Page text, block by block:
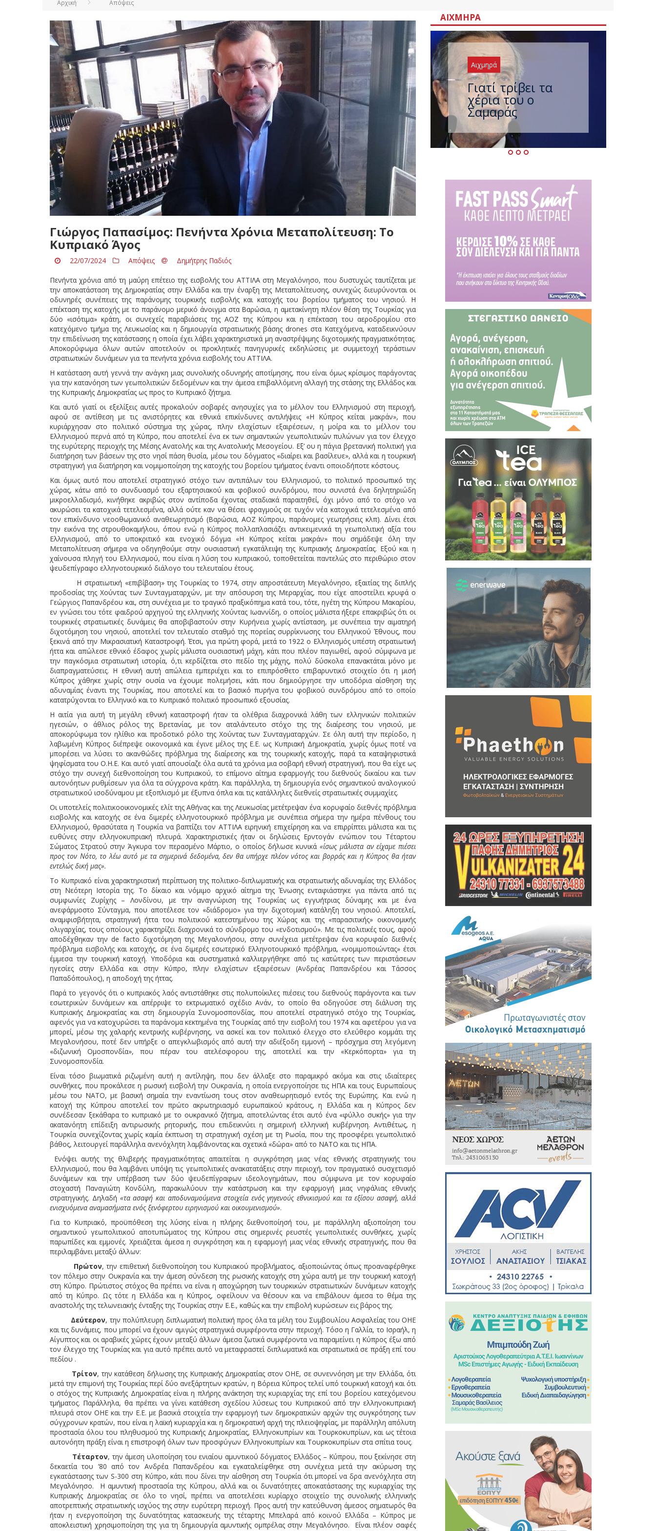
Αρχική Απόψεις
Γιώργος Παπασίμος: Πενήντα Χρόνια Μεταπολίτευση: Το
Κυπριακό Άγος
22/07/2024 Απόψεις Δημήτρης Παδιός
Πενήντα χρόνια από τη μαύρη επέτειο της εισβολής του ΑΤΤΙΛΑ στη Μεγαλόνησο, που δυστυχώς ταυτίζεται με
την αποκατάσταση της Δημοκρατίας στην Ελλάδα και την έναρξη της Μεταπολίτευσης, συνεχώς διευρύνονται οι
οδυνηρές συνέπειες της παράνομης τουρκικής εισβολής και κατοχής του βορείου τμήματος του νησιού. Η
επέκταση της κατοχής με το παράνομο μερικό άνοιγμα στα Βαρώσια, η αμετακίνητη πλέον θέση της Τουρκίας για
δύο «ισότιμα» κράτη, οι συνεχείς παραβιάσεις της ΑΟΖ της Κύπρου και η επέκταση του αεροδρομίου στο
κατεχόμενο τμήμα της Λευκωσίας και η δημιουργία στρατιωτικής βάσης drones στα Κατεχόμενα, καταδεικνύουν
την επιδείνωση της κατάστασης η οποία έχει λάβει χαρακτηριστικά μη αναστρέψιμης διχοτομικής πραγματικότητας.
Αποκορύφωμα όλων αυτών αποτελούν οι προκλητικές πανηγυρικές εκδηλώσεις με συμμετοχή τεράστιων
στρατιωτικών δυνάμεων για τα πενήντα χρόνια εισβολής του ΑΤΤΙΛΑ.
Η κατάσταση αυτή γεννά την ανάγκη μιας συνολικής οδυνηρής αποτίμησης, που είναι όμως κρίσιμος παράγοντας
για την κατανόηση των γεωπολιτικών δεδομένων και την άμεσα επιβαλλόμενη αλλαγή της στάσης της Ελλάδος και
της Κυπριακής Δημοκρατίας ως προς το Κυπριακό ζήτημα.
Και αυτό γιατί οι εξελίξεις αυτές προκαλούν σοβαρές ανησυχίες για το μέλλον του Ελληνισμού στη περιοχή,
αφού σε αντίθεση με τις ανιστόρητες και εθνικά επικίνδυνες αντιλήψεις «Η Κύπρος κείται μακράν», που
κυριάρχησαν στο πολιτικό σύστημα της χώρας, πλην ελαχίστων εξαιρέσεων, η μοίρα και το μέλλον του
Ελληνισμού περνά από τη Κύπρο, που αποτελεί ένα εκ των σημαντικών γεωπολιτικών πυλώνων για τον έλεγχο
της ευρύτερης περιοχής της Μέσης Ανατολής και της Ανατολικής Μεσογείου. Εξ’ ου η πάγια βρετανική πολιτική για
διατήρηση των βάσεων της στο νησί πάση θυσία, μέσω του δόγματος «διαίρει και βασίλευε», αλλά και η τουρκική
στρατηγική για διατήρηση και νομιμοποίηση της κατοχής του βορείου τμήματος έναντι οποιοδήποτε κόστους.
Και όμως αυτό που αποτελεί στρατηγικό στόχο των αντιπάλων του Ελληνισμού, το πολιτικό προσωπικό της
χώρας, κάτω από το συνδυασμό του εξαρτησιακού και φοβικού συνδρόμου, που συνιστά ένα δηλητηριώδη
μικροελλαδισμό, κινήθηκε ακριβώς στον αντίποδα έχοντας σταδιακά παραιτηθεί, όχι μόνο από το στόχο να
ακυρώσει τα κατοχικά τετελεσμένα, αλλά ούτε καν να θέσει φραγμούς σε τυχόν νέα κατοχικά τετελεσμένα από
τον επικίνδυνο νεοοθωμανικό αναθεωρητισμό (Βαρώσια, ΑΟΖ Κύπρου, παράνομες γεωτρήσεις κλπ). Δίνει έτσι
την εικόνα της στρουθοκαμήλου, όπου ενώ η Κύπρος πολλαπλασιάζει αντικειμενικά τη γεωπολιτική αξία του
Ελληνισμού, από το υποκριτικό και ενοχικό δόγμα «Η Κύπρος κείται μακράν» που σημάδεψε όλη την
Μεταπολίτευση σήμερα να οδηγηθούμε στην ουσιαστική εγκατάλειψη της Κυπριακής Δημοκρατίας. Εξού και η
χαίνουσα πληγή του Ελληνισμού, που είναι η λύση του κυπριακού, τοποθετείται παντελώς στο περιθώριο στον
ψευδεπίγραφο ελληνοτουρκικό διάλογο του τελευταίου έτους.
Η στρατιωτική «επιβίβαση» της Τουρκίας το 1974, στην απροστάτευτη Μεγαλόνησο, εξαιτίας της διπλής
προδοσίας της Χούντας των Συνταγματαρχών, με την απόσυρση της Μεραρχίας, που είχε αποστείλει κρυφά ο
Γεώργιος Παπανδρέου και, στη συνέχεια με το τραγικό πραξικόπημα κατά του, τότε, ηγέτη της Κύπρου Μακαρίου,
εν γνώσει του τότε φαιδρού αρχηγού της ελληνικής Χούντας Ιωαννίδη, ο οποίος μάλιστα ήξερε επακριβώς ότι οι
τουρκικές στρατιωτικές δυνάμεις θα αποβιβαστούν στην Κυρήνεια χωρίς αντίσταση, με συνέπεια την αιματηρή
διχοτόμηση του νησιού, αποτελεί τον τελευταίο σταθμό της πορείας συρρίκνωσης του Ελληνικού Έθνους, που
ξεκινά από την Μικρασιατική Καταστροφή. Έτσι, για πρώτη φορά, μετά το 1922 ο Ελληνισμός υπέστη στρατιωτική
ήττα και απώλεσε εθνικό έδαφος χωρίς μάλιστα ουσιαστική μάχη, κάτι που πλέον παγιωθεί, αφού σύμφωνα με
την παγκόσμια στρατιωτική ιστορία, ό,τι κερδίζεται στο πεδίο της μάχης, πολύ δύσκολα επανακτάται μόνο με
διαπραγματεύσεις. Η εθνική αυτή απώλεια εμπεριέχει και το επιπρόσθετο επιβαρυντικό στοιχείο ότι η μισή
Κύπρος χάθηκε χωρίς στην ουσία να έχουμε πολεμήσει, κάτι που δημιούργησε την υποδόρια αίσθηση της
αδυναμίας έναντι της Τουρκίας, που αποτελεί και το βασικό πυρήνα του φοβικού συνδρόμου από το οποίο
κατατρύχονται το Ελληνικό και το Κυπριακό πολιτικό προσωπικό εξουσίας.
Η αιτία για αυτή τη μεγάλη εθνική καταστροφή ήταν τα ολέθρια διαχρονικά λάθη των ελληνικών πολιτικών
ηγεσιών, ο άθλιος ρόλος της Βρετανίας, με τον αταλάντευτο στόχο της της διαίρεσης του νησιού, με
αποκορύφωμα τον ηλίθιο και προδοτικό ρόλο της Χούντας των Συνταγματαρχών. Σε όλη αυτή την περίοδο, η
λαβωμένη Κύπρος διέπρεψε οικονομικά και έγινε μέλος της Ε.Ε. ως Κυπριακή Δημοκρατία, χωρίς όμως ποτέ να
μπορέσει να λύσει το ακανθώδες πρόβλημα της διαίρεσης και της τουρκικής κατοχής, παρά τα καταψηφιστικά
ψηφίσματα του Ο.Η.Ε. Και αυτό γιατί απουσίαζε όλα αυτά τα χρόνια μια σοβαρή εθνική στρατηγική, που θα είχε ως
στόχο την συνεχή διεθνοποίηση του Κυπριακού, το επίμονο αίτημα εφαρμογής του διεθνούς δικαίου και των
αυτονόητων ρυθμίσεων για όλα τα σύγχρονα κράτη. Και παράλληλα, τη δημιουργία ενός σημαντικού αναλογικού
στρατιωτικού ισοδύναμου με εξοπλισμό με έξυπνα όπλα και τις κατάλληλες διεθνείς στρατιωτικές συμμαχίες.
Οι υποτελείς πολιτικοοικονομικές ελίτ της Αθήνας και της Λευκωσίας μετέτρεψαν ένα κορυφαίο διεθνές πρόβλημα
εισβολής και κατοχής σε ένα διμερές ελληνοτουρκικό πρόβλημα με συνέπεια σήμερα την ημέρα πένθους του
Ελληνισμού, θρασύτατα η Τουρκία να βαπτίζει τον ΑΤΤΙΛΑ ειρηνική επιχείρηση και να επιρρίπτει μάλιστα και τις
ευθύνες στην ελληνοκυπριακή πλευρά. Χαρακτηριστικές ήταν οι δηλώσεις Ερντογάν ενώπιον του Τέταρτου
Σώματος Στρατού στην Άγκυρα τον περασμένο Μάρτιο, ο οποίος δήλωσε κυνικά«ίσως μάλιστα αν είχαμε πιέσει
προς τον Νότο, το λέω αυτό με τα σημερινά δεδομένα, δεν θα υπήρχε πλέον νότος και βορράς και η Κύπρος θα ήταν
εντελώς δική μας».
Το Κυπριακό είναι χαρακτηριστική περίπτωση της πολιτικο-διπλωματικής και στρατιωτικής αδυναμίας της Ελλάδος
στη Νεότερη Ιστορία της. Το δίκαιο και νόμιμο αρχικό αίτημα της Ένωσης ενταφιάστηκε για πάντα από τις
συμφωνίες Ζυρίχης – Λονδίνου, με την αναγνώριση της Τουρκίας ως εγγυήτριας δύναμης και με ένα
ανεφάρμοστο Σύνταγμα, που αποτέλεσε τον «διάδρομο» για την διχοτομική κατάληξη του νησιού. Αποτελεί,
αναμφισβήτητα, στρατηγική ήττα του πολιτικού κατεστημένου της Χώρας και της «παρασιτικής» οικονομικής
ολιγαρχίας, τους οποίους χαρακτηρίζει διαχρονικά το σύνδρομο του «ενδοτισμού». Με τις πολιτικές τους, αφού
αποδέχθηκαν την de facto διχοτόμηση της Μεγαλονήσου, στην συνέχεια μετέτρεψαν ένα κορυφαίο διεθνές
πρόβλημα εισβολής και κατοχής, σε ένα διμερές εσωτερικό Ελληνοτουρκικό πρόβλημα, «νομιμοποιώντας» έτσι
έμμεσα την τουρκική κατοχή. Υποδόρια και συστηματικά καλλιεργήθηκε από τις κατώτερες των περιστάσεων
ηγεσίες στην Ελλάδα και στην Κύπρο, πλην ελαχίστων εξαιρέσεων (Ανδρέας Παπανδρέου και Τάσσος
Παπαδόπουλος), η αποδοχή της ήττας.
Παρά το γεγονός ότι ο κυπριακός λαός αντιστάθηκε στις πολυποίκιλες πιέσεις του διεθνούς παράγοντα και των
εσωτερικών δυνάμεων και απέρριψε το εκτρωματικό σχέδιο Ανάν, το οποίο θα οδηγούσε στη διάλυση της
Κυπριακής Δημοκρατίας και στη δημιουργία Συνομοσπονδίας, που αποτελεί στρατηγικό στόχο της Τουρκίας,
αφενός για να κατοχυρώσει τα παράνομα κεκτημένα της Τουρκίας από την εισβολή του 1974 και αφετέρου για να
μπορεί, μέσω της χαλαρής κεντρικής κυβέρνησης, να ασκεί και τον πολιτικό έλεγχο στο ελεύθερο κομμάτι της
Μεγαλονήσου, ποτέ δεν υπήρξε ο απεγκλωβισμός από αυτή την αδιέξοδη εμμονή – πρόσχημα στη λεγόμενη
«διζωνική Ομοσπονδία», που πέραν του ατελέσφορου της, αποτελεί και την «Κερκόπορτα» για τη
Συνομοσπονδία.
Είναι τόσο βιωματικά ριζωμένη αυτή η αντίληψη, που δεν άλλαξε στο παραμικρό ακόμα και στις ιδιαίτερες
συνθήκες, που προκάλεσε η ρωσική εισβολή την Ουκρανία, η οποία ενεργοποίησε τις ΗΠΑ και τους Ευρωπαίους
μέσω του ΝΑΤΟ, με βασική σημαία την εναντίωση τους στον αναθεωρητισμό εντός της Ευρώπης. Και ενώ η
κατοχή της Κύπρου αποτελεί τον πρώτο ακρωτηριασμό ευρωπαϊκού κράτους, η Ελλάδα και η Κύπρος δεν
συνέδεσαν ξεκάθαρα το κυπριακό με το ουκρανικό ζήτημα, αποτελώντας έτσι αυτό ένα «φύλλο συκής» για την
ακατανόητη επίδειξη αντιρωσικής ρητορικής, που επιδεικνύει η σημερινή ελληνική κυβέρνηση. Αντιθέτως, η
Τουρκία συνεχίζοντας χωρίς καμία έκπτωση τη στρατηγική σχέση με τη Ρωσία, που της προσφέρει γεωπολιτικό
βάθος, λειτουργεί παράλληλα ανενόχλητη λαμβάνοντας και σχετικά «δώρα» από το ΝΑΤΟ και τις ΗΠΑ.
Ενόψει αυτής της θλιβερής πραγματικότητας απαιτείται η συγκρότηση μιας νέας εθνικής στρατηγικής του
Ελληνισμού, που θα λαμβάνει υπόψη τις γεωπολιτικές ανακατατάξεις στην περιοχή, τον πραγματικό συσχετισμό
δυνάμεων και την υπέρβαση των δύο ψευδεπίγραφων ιδεολογημάτων, που σύμφωνα με τον κορυφαίο
στοχαστή Παναγιώτη Κονδύλη, παρακωλύουν την κατάστρωση και την εφαρμογή μιας νηφάλιας εθνικής
στρατηγικής. Δηλαδή «τα ασαφή και αποδυναμούμενα στοιχεία ενός γηγενούς εθνικισμού και τα εξίσου ασαφή, αλλά
ενισχυόμενα αναμασήματα ενός ξενόφερτου ειρηνισμού και οικουμενισμού».
Για το Κυπριακό, προϋπόθεση της λύσης είναι η πλήρης διεθνοποίησή του, με παράλληλη αξιοποίηση του
σημαντικού γεωπολιτικού αποτυπώματος της Κύπρου στις σημερινές ρευστές γεωπολιτικές συνθήκες, χωρίς
παρωπίδες και εμμονές. Χρειάζεται άμεσα η συγκρότηση και η εφαρμογή μιας νέας εθνικής στρατηγικής, που θα
περιλαμβάνει μεταξύ άλλων:
Πρώτον, την επιθετική διεθνοποίηση του Κυπριακού προβλήματος, αξιοποιώντας όπως προαναφέρθηκε
τον πόλεμο στην Ουκρανία και την άμεση σύνδεση της ρωσικής κατοχής στη χώρα αυτή με την τουρκική κατοχή
στη Κύπρο. Πρώτιστος στόχος θα πρέπει να είναι η αποχώρηση των τουρκικών στρατιωτικών δυνάμεων κατοχής
από τη Κύπρο. Ως τότε η Ελλάδα και η Κύπρος, οφείλουν να θέσουν και να επιβάλουν άμεσα το θέμα της
αναστολής της τελωνειακής ένταξης της Τουρκίας στην Ε.Ε., καθώς και την επιβολή κυρώσεων εις βάρος της.
Δεύτερον, την πολύπλευρη διπλωματική πολιτική προς όλα τα μέλη του Συμβουλίου Ασφαλείας του ΟΗΕ
και τις δυνάμεις, που μπορεί να έχουν αμιγώς στρατηγικά συμφέροντα στην περιοχή. Τόσο η Γαλλία, το Ισραήλ, η
Αίγυπτος και οι αραβικές χώρες έχουν μεταξύ άλλων άμεσα ζωτικά συμφέροντα να παραμείνει η Κύπρος έξω από
τον έλεγχο της Τουρκίας και για αυτό πρέπει αυτό να μεταφραστεί διπλωματικά και στρατιωτικά σε πράξη επί του
πεδίου .
Τρίτον, την κατάθεση δήλωσης της Κυπριακής Δημοκρατίας στον ΟΗΕ, σε συνεννόηση με την Ελλάδα, ότι
μετά την επιμονή της Τουρκίας περί δύο ανεξάρτητων κρατών, η Βόρεια Κύπρος τελεί υπό τουρκική κατοχή και ότι
ο στόχος της Κυπριακής Δημοκρατίας είναι η πλήρης ανάκτηση της κυριαρχίας της επί του βορείου κατεχόμενου
τμήματος. Παράλληλα, θα πρέπει να γίνει κατάθεση σχεδίου λύσεως του Κυπριακού από την ελληνοκυπριακή
πλευρά στον ΟΗΕ και την Ε.Ε. με βασικά στοιχεία την εφαρμογή των δημοκρατικών αρχών της συγκρότησης των
σύγχρονων κρατών, που είναι η λαϊκή κυριαρχία και η δημοκρατική αρχή της πλειοψηφίας, με παράλληλη απόλυτη
προστασία όλου του πληθυσμού της Κυπριακής Δημοκρατίας, Ελληνοκυπρίων και Τουρκοκυπρίων, και ως τέτοια
αυτονόητη πράξη είναι η επιστροφή όλων των προσφύγων Ελληνοκυπρίων και Τουρκοκυπρίων στα σπίτια τους.
Τέταρτον, την άμεση υλοποίηση του ενιαίου αμυντικού δόγματος Ελλάδος – Κύπρου, που ξεκίνησε στη
δεκαετία του ’80 από τον Ανδρέα Παπανδρέου και εγκαταλείφθηκε στη συνέχεια μετά την ακύρωση της
εγκατάστασης των S-300 στη Κύπρο, κάτι που δίνει την αίσθηση στη Τουρκία ότι μπορεί να δρα ανενόχλητα στη
Μεγαλόνησο. Η αμυντική προστασία της Κύπρου, αλλά και οι δυνατότητες αποκατάστασης της κυριαρχίας της
Κυπριακής Δημοκρατίας σε όλο το νησί, πρέπει να αποτελέσει κυρίαρχο στοιχείο της συνολικής ελληνικής
αποτρεπτικής στρατιωτικής ισχύος της στην ευρύτερη περιοχή. Προς αυτή την κατεύθυνση άμεσος σηματωρός θα
ήταν η ενεργοποίηση της δυνατότητας κατασκευής της τέταρτης Μπελαρά από κοινού Ελλάδα – Κύπρος με
αποκλειστική χρησιμοποίηση της για τη δημιουργία αμυντικής ομπρέλας στην Μεγαλόνησο. Είναι πλέον σαφές
ΑΙΧΜΗΡΆ
Αιχμηρά
Ξαναχτύπησαν